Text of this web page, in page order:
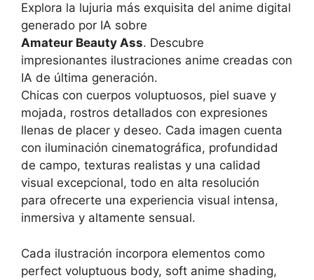
Explora la lujuria más exquisita del anime digital
generado por IA sobre
Amateur Beauty Ass. Descubre
impresionantes ilustraciones anime creadas con
IA de última generación.
Chicas con cuerpos voluptuosos, piel suave y
mojada, rostros detallados con expresiones
llenas de placer y deseo. Cada imagen cuenta
con iluminación cinematográfica, profundidad
de campo, texturas realistas y una calidad
visual excepcional, todo en alta resolución
para ofrecerte una experiencia visual intensa,
inmersiva y altamente sensual.
Cada ilustración incorpora elementos como
perfect voluptuous body, soft anime shading,